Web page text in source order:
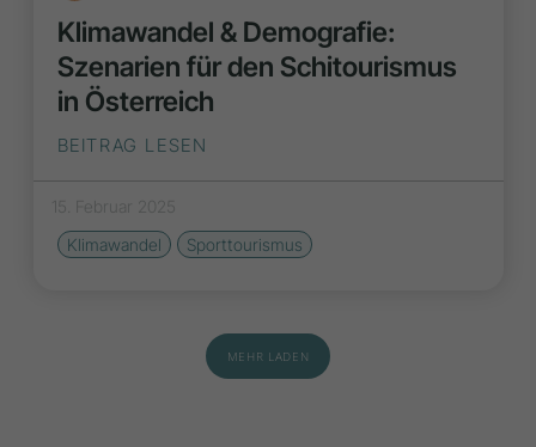
Klimawandel & Demografie:
Szenarien für den Schitourismus
in Österreich
BEITRAG LESEN
15. Februar 2025
Klimawandel
Sporttourismus
MEHR LADEN